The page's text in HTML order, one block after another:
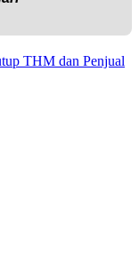
THM dan Penjual